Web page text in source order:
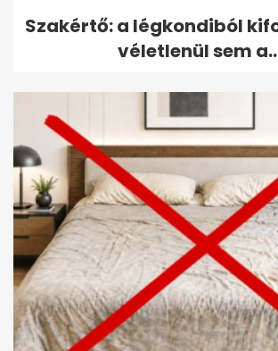
Szakértő: a légkondiból
véletlenül sem